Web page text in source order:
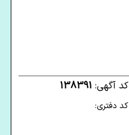
کد آگهی: 138391
کد دفتری: